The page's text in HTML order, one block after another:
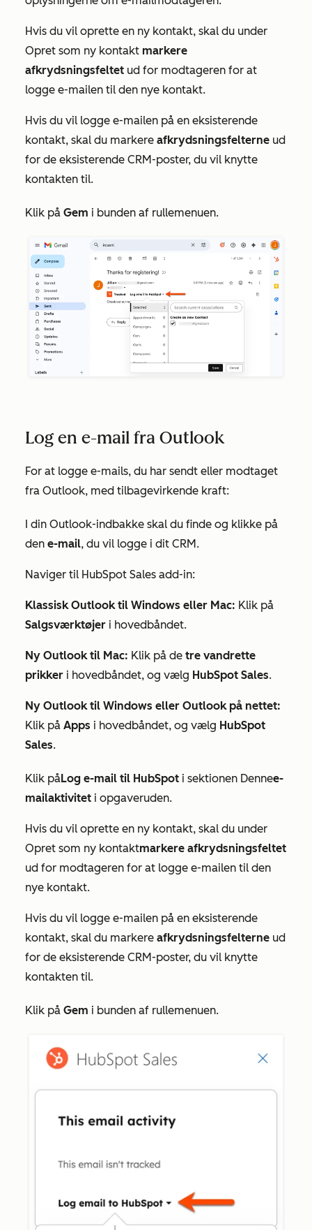
Hvis du vil oprette en ny kontakt, skal du under
Opret som ny kontakt markere
afkrydsningsfeltet ud for modtageren for at
logge e-mailen til den nye kontakt.
Hvis du vil logge e-mailen på en eksisterende
kontakt, skal du markere afkrydsningsfelterne ud
for de eksisterende CRM-poster, du vil knytte
kontakten til.
Klik på Gem i bunden af rullemenuen.
Log en e-mail fra Outlook
For at logge e-mails, du har sendt eller modtaget
fra Outlook, med tilbagevirkende kraft:
I din Outlook-indbakke skal du finde og klikke på
den e-mail, du vil logge i dit CRM.
Naviger til HubSpot Sales add-in:
Klassisk Outlook til Windows eller Mac: Klik på
Salgsværktøjer i hovedbåndet.
Ny Outlook til Mac: Klik på de tre vandrette
prikker i hovedbåndet, og vælg HubSpot Sales.
Ny Outlook til Windows eller Outlook på nettet:
Klik på Apps i hovedbåndet, og vælg HubSpot
Sales.
Klik påLog e-mail til HubSpot i sektionen Dennee-
mailaktivitet i opgaveruden.
Hvis du vil oprette en ny kontakt, skal du under
Opret som ny kontaktmarkere afkrydsningsfeltet
ud for modtageren for at logge e-mailen til den
nye kontakt.
Hvis du vil logge e-mailen på en eksisterende
kontakt, skal du markere afkrydsningsfelterne ud
for de eksisterende CRM-poster, du vil knytte
kontakten til.
Klik på Gem i bunden af rullemenuen.